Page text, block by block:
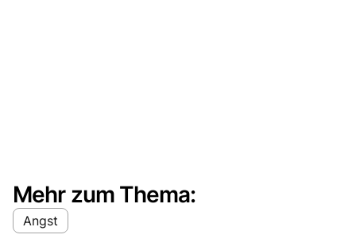
Mehr zum Thema:
Angst